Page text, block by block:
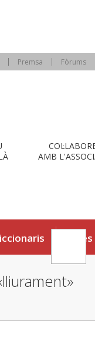
Premsa Fòrums
AMB
Eines